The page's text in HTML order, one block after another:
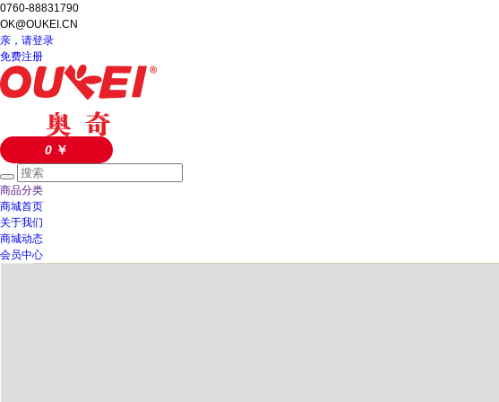
0760-88831790
OK@OUKEI.CN
亲，请登录
免费注册
0 ￥
商品分类
商城首页
关于我们
商城动态
会员中心